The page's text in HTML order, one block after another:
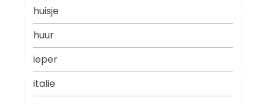
huisje
huur
ieper
italie